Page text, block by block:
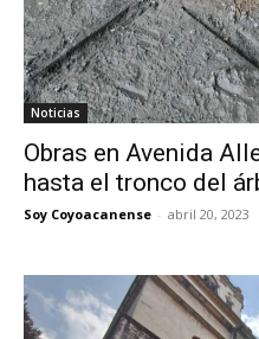
Noticias
Obras en Avenida
hasta el tronco del
Soy Coyoacanense - abril 20, 2023